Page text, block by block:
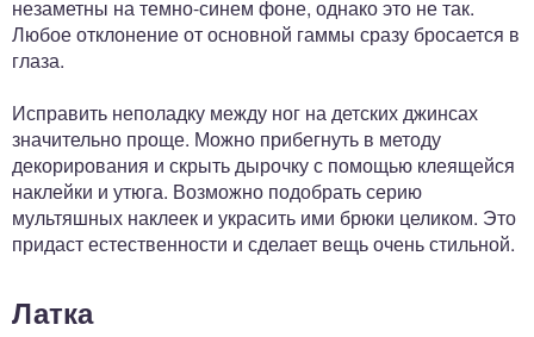
незаметны на темно-синем фоне, однако это не так.
Любое отклонение от основной гаммы сразу бросается в
глаза.
Исправить неполадку между ног на детских джинсах
значительно проще. Можно прибегнуть в методу
декорирования и скрыть дырочку с помощью клеящейся
наклейки и утюга. Возможно подобрать серию
мультяшных наклеек и украсить ими брюки целиком. Это
придаст естественности и сделает вещь очень стильной.
Латка